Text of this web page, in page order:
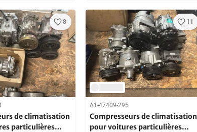
8
de climatisation
particulières
11
A1-47409-295
Compresseurs de climatisation
pour voitures particulières